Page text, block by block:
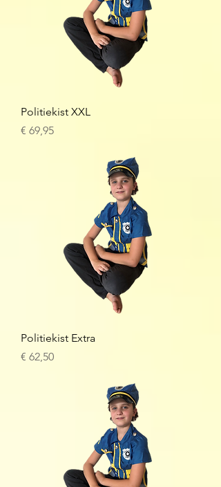
Politiekist XXL
Prijs
€ 69,95
Politiekist Extra
Prijs
€ 62,50